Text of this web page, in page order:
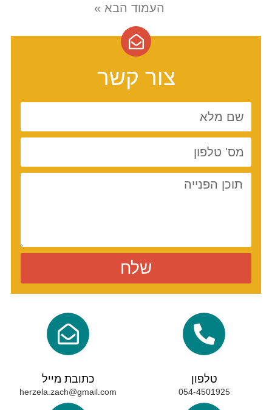
העמוד הבא »
צור קשר
שלח
טלפון
054-4501925
כתובת מייל
herzela.zach@gmail.com